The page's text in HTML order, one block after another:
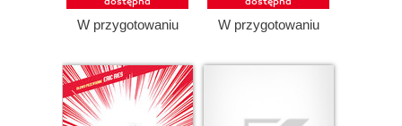
W przygotowaniu W przygotowaniu